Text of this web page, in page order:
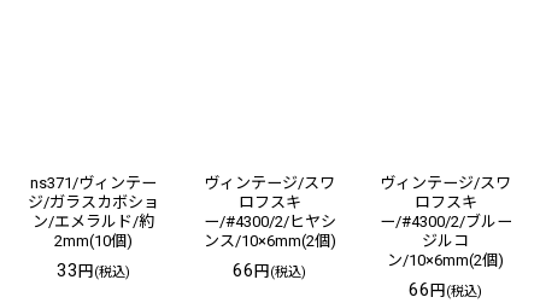
ns371/ヴィンテー
ジ/ガラスカボショ
ン/エメラルド/約
2mm(10個)
33円 (税込)
ヴィンテージ/スワ
ロフスキ
ー/#4300/2/ヒヤシ
ンス/10×6mm(2個)
66円 (税込)
ヴィンテージ/スワ
ロフスキ
ー/#4300/2/ブルー
ジルコ
ン/10×6mm(2個)
66円 (税込)